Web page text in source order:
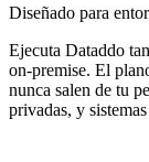
Diseñado para
Ejecuta Dataddo
on-premise. El
nunca salen de tu
privadas, y